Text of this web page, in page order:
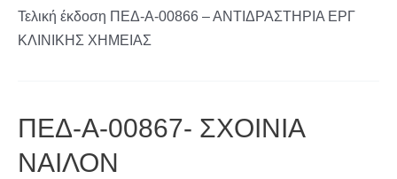
Τελική έκδοση ΠΕΔ-Α-00866 – ΑΝΤΙΔΡΑΣΤΗΡΙΑ ΕΡΓ
ΚΛΙΝΙΚΗΣ ΧΗΜΕΙΑΣ
ΠΕΔ-Α-00867- ΣΧΟΙΝΙΑ
ΝΑΙΛΟΝ